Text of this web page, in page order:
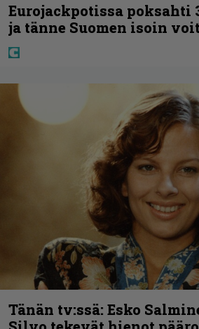
Eurojackpotissa poksahti
ja tänne Suomen isoin
Tänän tv:ssä: Esko